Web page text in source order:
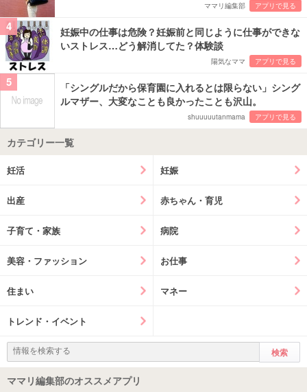
ママリ編集部 アプリで見る
4
妊娠中の仕事は危険？妊娠前と同じように仕事ができな
いストレス…どう解消してた？体験談
陽気なママ アプリで見る
5
「シングルだから保育園に入れるとは限らない」シング
ルマザー、大変なことも良かったことも沢山。
shuuuuutanmama アプリで見る
カテゴリー一覧
妊活 妊娠
出産 赤ちゃん・育児
子育て・家族 病院
美容・ファッション お仕事
住まい マネー
トレンド・イベント
ママリ編集部のオススメアプリ